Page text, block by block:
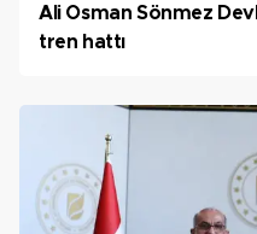
Ali Osman Sönmez
tren hattı